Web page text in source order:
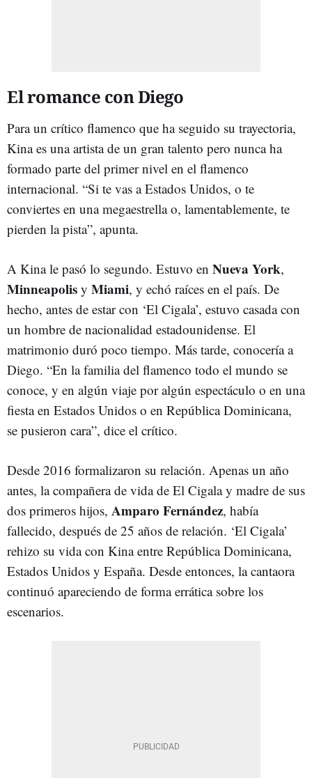
El romance con Diego
Para un crítico flamenco que ha seguido su trayectoria,
Kina es una artista de un gran talento pero nunca ha
formado parte del primer nivel en el flamenco
internacional. “Si te vas a Estados Unidos, o te
conviertes en una megaestrella o, lamentablemente, te
pierden la pista”, apunta.
A Kina le pasó lo segundo. Estuvo en Nueva York,
Minneapolis y Miami, y echó raíces en el país. De
hecho, antes de estar con ‘El Cigala’, estuvo casada con
un hombre de nacionalidad estadounidense. El
matrimonio duró poco tiempo. Más tarde, conocería a
Diego. “En la familia del flamenco todo el mundo se
conoce, y en algún viaje por algún espectáculo o en una
fiesta en Estados Unidos o en República Dominicana,
se pusieron cara”, dice el crítico.
Desde 2016 formalizaron su relación. Apenas un año
antes, la compañera de vida de El Cigala y madre de sus
dos primeros hijos, Amparo Fernández, había
fallecido, después de 25 años de relación. ‘El Cigala’
rehizo su vida con Kina entre República Dominicana,
Estados Unidos y España. Desde entonces, la cantaora
continuó apareciendo de forma errática sobre los
escenarios.